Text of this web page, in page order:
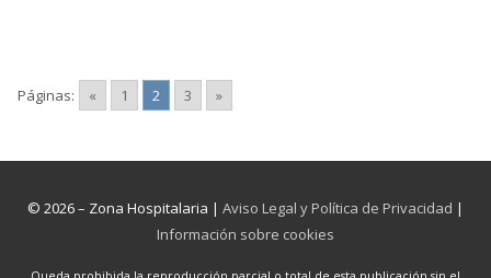
Páginas: « 1 2 3 »
© 2026 – Zona Hospitalaria | Aviso Legal y Política de Privacidad |
Información sobre cookies